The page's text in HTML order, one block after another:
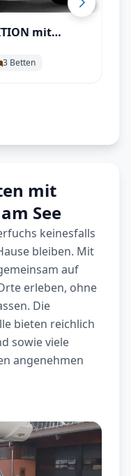
mit
3 Betten
mit
See
keinesfalls
bleiben. Mit
auf
erleben, ohne
Die
bieten reichlich
sowie viele
angenehmen